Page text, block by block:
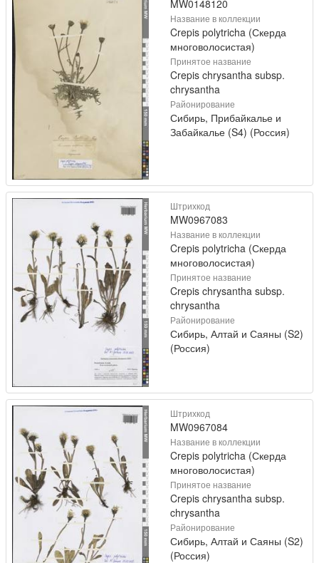
MW0148120
Название в коллекции
Crepis polytricha (Скерда
многоволосистая)
Принятое название
Crepis chrysantha subsp.
chrysantha
Районирование
Сибирь, Прибайкалье и
Забайкалье (S4) (Россия)
Штрихкод
MW0967083
Название в коллекции
Crepis polytricha (Скерда
многоволосистая)
Принятое название
Crepis chrysantha subsp.
chrysantha
Районирование
Сибирь, Алтай и Саяны (S2)
(Россия)
Штрихкод
MW0967084
Название в коллекции
Crepis polytricha (Скерда
многоволосистая)
Принятое название
Crepis chrysantha subsp.
chrysantha
Районирование
Сибирь, Алтай и Саяны (S2)
(Россия)